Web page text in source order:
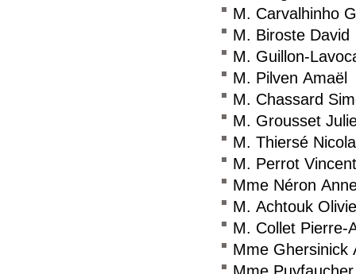
M. Carvalhinho
M. Biroste David
M. Guillon-
M. Pilven Amaël
M. Chassard
M. Grousset
M. Thiersé
M. Perrot Vincent
Mme Néron
M. Achtouk
M. Collet Pierre-
Mme Ghersinick